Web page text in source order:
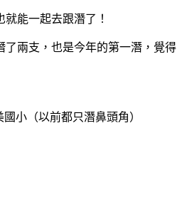
能一起去跟潛了！
了兩支，也是今年的第一潛，覺得
小（以前都只潛鼻頭角）